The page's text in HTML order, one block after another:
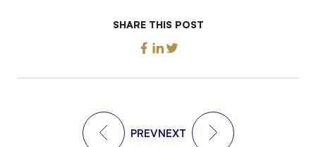
SHARE THIS POST
PREVNEXT